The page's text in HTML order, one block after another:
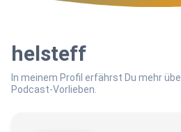
helsteff
In meinem Profil erfährst Du mehr
Podcast-Vorlieben.